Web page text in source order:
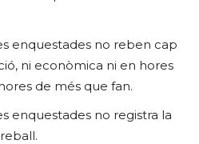
enquestades no reben cap
ni econòmica ni en hores
de més que fan.
enquestades no registra la